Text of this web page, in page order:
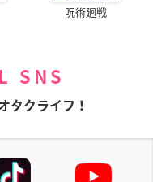
呪術廻戦
SNS
タクライフ！